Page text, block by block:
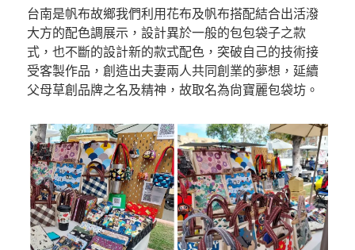
台南是帆布故鄉我們利用花布及帆布搭配結合出活潑
大方的配色調展示，設計異於一般的包包袋子之款
式，也不斷的設計新的款式配色，突破自己的技術接
受客製作品，創造出夫妻兩人共同創業的夢想，延續
父母草創品牌之名及精神，故取名為尙寶麗包袋坊。